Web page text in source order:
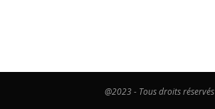
@2023 - Tous droits réservés